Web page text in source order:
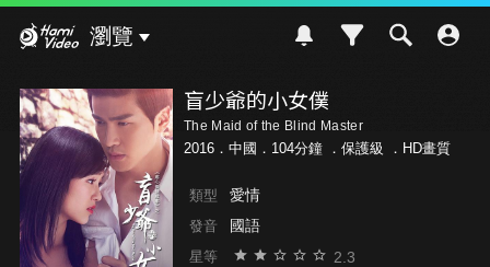
瀏覽
盲少爺的小女僕
The Maid of the Blind Master
2016．中國．104分鐘 ． 保護級 ．HD畫質
類型 愛情
發音 國語
星等 2.3